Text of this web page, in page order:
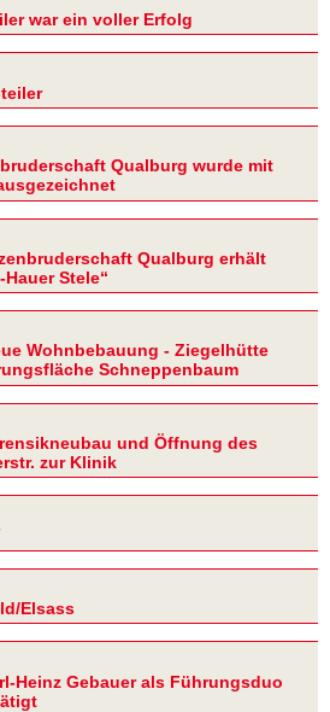
war ein voller Erfolg
Qualburg wurde mit
Qualburg erhält
Stele“
Wohnbebauung - Ziegelhütte
Schneppenbaum
und Öffnung des
zur Klinik
Elsass
Heinz Gebauer als Führungsduo